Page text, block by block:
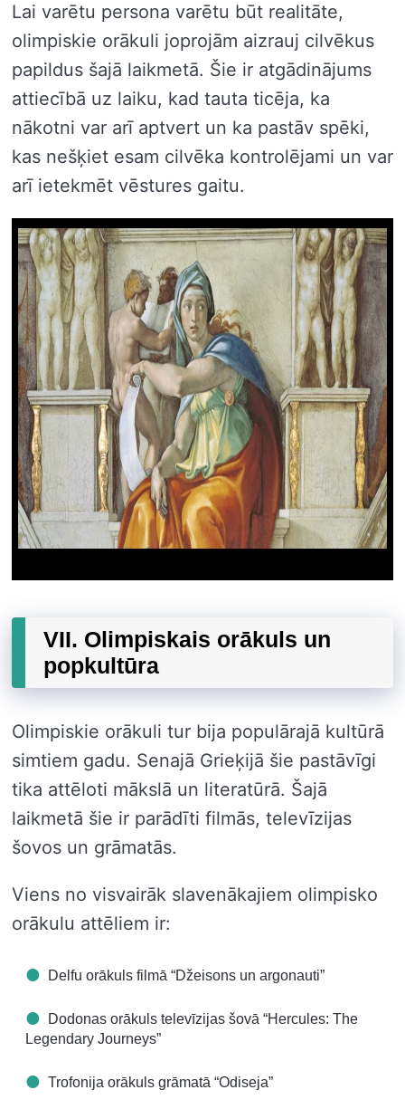
Lai varētu persona varētu būt realitāte,
olimpiskie orākuli joprojām aizrauj cilvēkus
papildus šajā laikmetā. Šie ir atgādinājums
attiecībā uz laiku, kad tauta ticēja, ka
nākotni var arī aptvert un ka pastāv spēki,
kas nešķiet esam cilvēka kontrolējami un var
arī ietekmēt vēstures gaitu.
VII. Olimpiskais orākuls un
popkultūra
Olimpiskie orākuli tur bija populārajā kultūrā
simtiem gadu. Senajā Grieķijā šie pastāvīgi
tika attēloti mākslā un literatūrā. Šajā
laikmetā šie ir parādīti filmās, televīzijas
šovos un grāmatās.
Viens no visvairāk slavenākajiem olimpisko
orākulu attēliem ir:
Delfu orākuls filmā “Džeisons un argonauti”
Dodonas orākuls televīzijas šovā “Hercules: The
Legendary Journeys”
Trofonija orākuls grāmatā “Odiseja”